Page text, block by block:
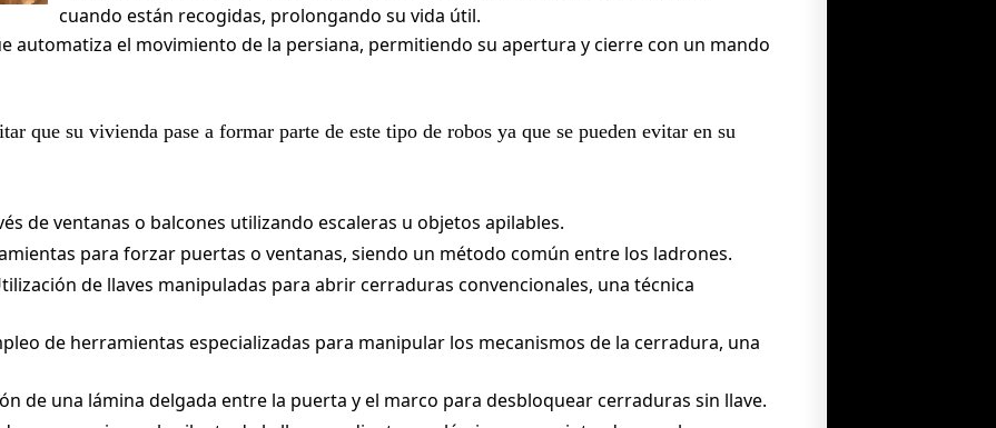
cuando están recogidas, prolongando su vida útil.
automatiza el movimiento de la persiana, permitiendo su apertura y cierre con un mando
que su vivienda pase a formar parte de este tipo de robos ya que se pueden evitar en su
de ventanas o balcones utilizando escaleras u objetos apilables.
para forzar puertas o ventanas, siendo un método común entre los ladrones.
de llaves manipuladas para abrir cerraduras convencionales, una técnica
de herramientas especializadas para manipular los mecanismos de la cerradura, una
de una lámina delgada entre la puerta y el marco para desbloquear cerraduras sin llave.